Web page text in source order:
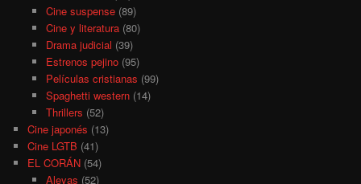
Cine suspense(89)
Cine y literatura(80)
Drama judicial (39)
Estrenos pejino(95)
Películas cristianas (99)
Spaghetti western(14)
Thrillers (52)
Cine japonés (13)
Cine LGTB (41)
EL CORÁN (54)
Aleyas (52)